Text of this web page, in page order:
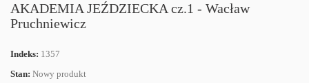
AKADEMIA JEŹDZIECKA cz.1 - Wacław
Pruchniewicz
Indeks: 1357
Stan: Nowy produkt